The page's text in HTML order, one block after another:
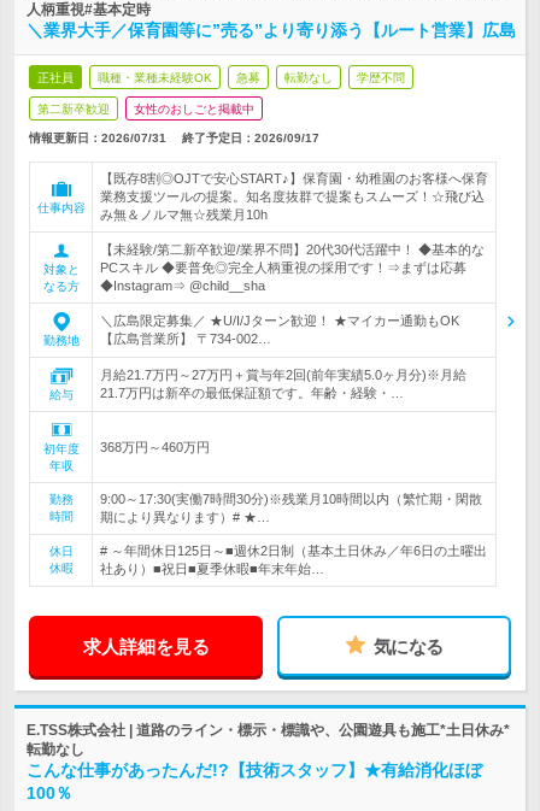
人柄重視#基本定時
＼業界大手／保育園等に”売る”より寄り添う【ルート営業】広島
正社員 職種・業種未経験OK 急募 転勤なし 学歴不問
第二新卒歓迎 女性のおしごと掲載中
情報更新日：2026/07/31 終了予定日： 2026/09/17
仕事内容
【既存8割◎OJTで安心START♪】保育園・幼稚園のお客様へ保育
業務支援ツールの提案。知名度抜群で提案もスムーズ！☆飛び込
み無＆ノルマ無☆残業月10h
対象と
なる方
【未経験/第二新卒歓迎/業界不問】20代30代活躍中！ ◆基本的な
PCスキル ◆要普免◎完全人柄重視の採用です！⇒まずは応募
◆Instagram⇒ @child__sha
勤務地
＼広島限定募集／ ★U/I/Jターン歓迎！ ★マイカー通勤もOK
【広島営業所】 〒734-002…
給与
月給21.7万円～27万円＋賞与年2回(前年実績5.0ヶ月分)※月給
21.7万円は新卒の最低保証額です。年齢・経験・…
初年度
年収
368万円～460万円
勤務
時間
9:00～17:30(実働7時間30分)※残業月10時間以内（繁忙期・閑散
期により異なります）# ★…
休日
休暇
# ～年間休日125日～■週休2日制（基本土日休み／年6日の土曜出
社あり）■祝日■夏季休暇■年末年始…
求人詳細を見る 気になる
E.TSS株式会社 | 道路のライン・標示・標識や、公園遊具も施工*土日休み*
転勤なし
こんな仕事があったんだ!?【技術スタッフ】★有給消化ほぼ
100％